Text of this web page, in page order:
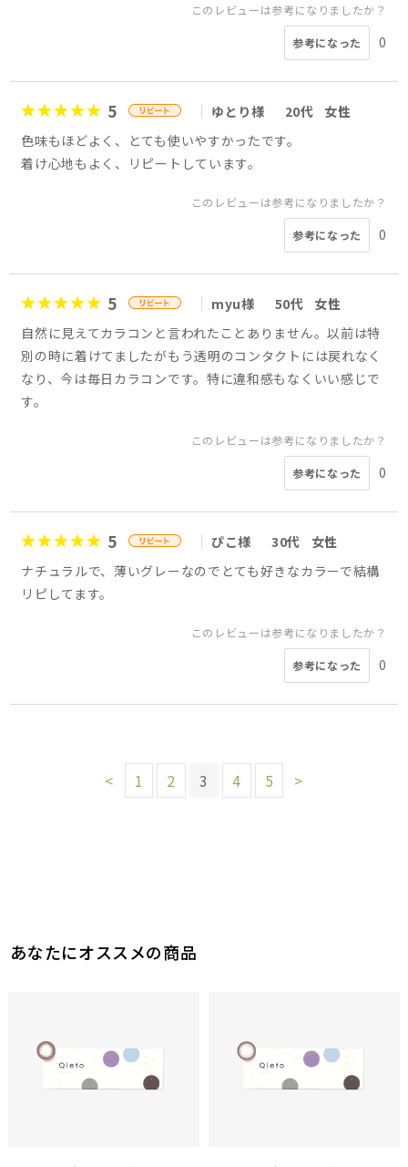
このレビューは参考になりましたか？
参考になった 0
5 ゆとり様 20代
女性
色味もほどよく、とても使いやすかったです。
着け心地もよく、リピートしています。
このレビューは参考になりましたか？
参考になった 0
5 myu様 50代
女性
自然に見えてカラコンと言われたことありません。以前は特
別の時に着けてましたがもう透明のコンタクトには戻れなく
なり、今は毎日カラコンです。特に違和感もなくいい感じで
す。
このレビューは参考になりましたか？
参考になった 0
5 ぴこ様 30代
女性
ナチュラルで、薄いグレーなのでとても好きなカラーで結構
リピしてます。
このレビューは参考になりましたか？
参考になった 0
< 1 2 3 4 5 >
あなたにオススメの商品